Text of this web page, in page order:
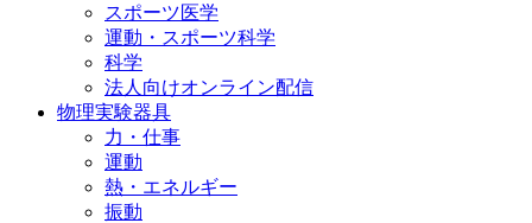
スポーツ医学
運動・スポーツ科学
科学
法人向けオンライン配信
物理実験器具
力・仕事
運動
熱・エネルギー
振動